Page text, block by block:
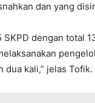
dan yang
dengan total
dua kali,” jelas Tofik.